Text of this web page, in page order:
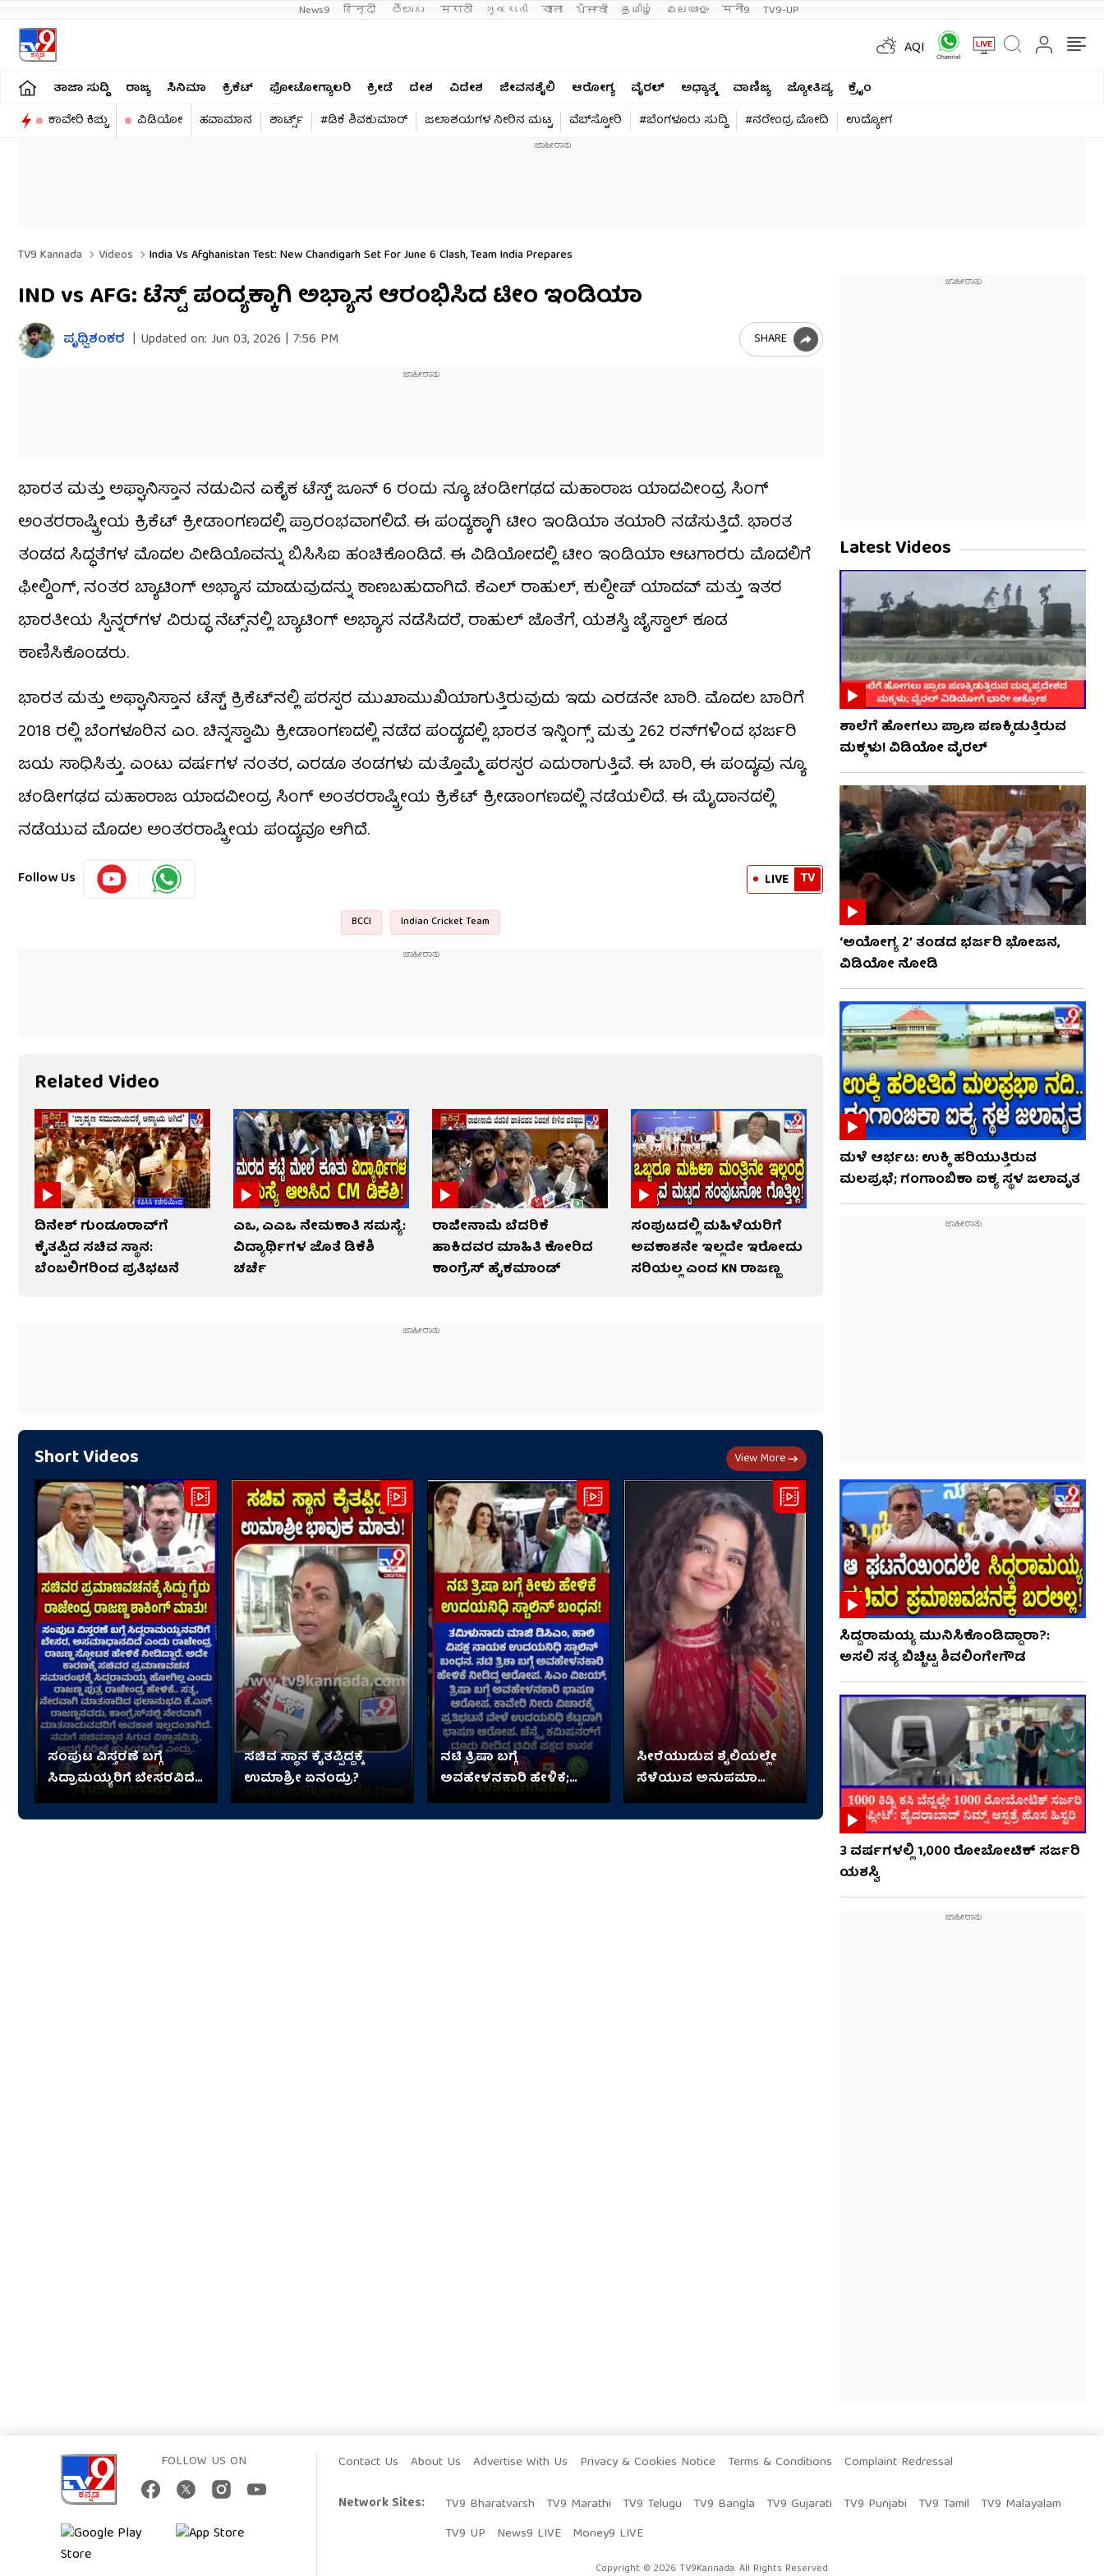
News9 हिन्दी తెలుగు मराठी ગુજરાતી বাংলা ਪੰਜਾਬੀ தமிழ் മലയാളം मनी9 TV9-UP
AQI
ತಾಜಾ ಸುದ್ದಿ ರಾಜ್ಯ ಸಿನಿಮಾ ಕ್ರಿಕೆಟ್​ ಫೋಟೋಗ್ಯಾಲರಿ ಕ್ರೀಡೆ ದೇಶ ವಿದೇಶ ಜೀವನಶೈಲಿ ಆರೋಗ್ಯ ವೈರಲ್​ ಅಧ್ಯಾತ್ಮ ವಾಣಿಜ್ಯ ಜ್ಯೋತಿಷ್ಯ
ಕ್ರೈಂ
ಕಾವೇರಿ ಕಿಚ್ಚು
ವಿಡಿಯೋ ಹವಾಮಾನ ಶಾರ್ಟ್ಸ್​ #ಡಿಕೆ ಶಿವಕುಮಾರ್​ ಜಲಾಶಯಗಳ ನೀರಿನ ಮಟ್ಟ ವೆಬ್​ಸ್ಟೋರಿ #ಬೆಂಗಳೂರು ಸುದ್ದಿ #ನರೇಂದ್ರ ಮೋದಿ ಉದ್ಯೋಗ
TV9 Kannada Videos India Vs Afghanistan Test: New Chandigarh Set For June 6 Clash, Team India Prepares
IND vs AFG: ಟೆಸ್ಟ್ ಪಂದ್ಯಕ್ಕಾಗಿ ಅಭ್ಯಾಸ ಆರಂಭಿಸಿದ ಟೀಂ ಇಂಡಿಯಾ
ಪೃಥ್ವಿಶಂಕರ | Updated on: Jun 03, 2026 | 7:56 PM SHARE
ಭಾರತ ಮತ್ತು ಅಫ್ಘಾನಿಸ್ತಾನ ನಡುವಿನ ಏಕೈಕ ಟೆಸ್ಟ್ ಜೂನ್ 6 ರಂದು ನ್ಯೂ ಚಂಡೀಗಢದ ಮಹಾರಾಜ ಯಾದವೀಂದ್ರ ಸಿಂಗ್
ಅಂತರರಾಷ್ಟ್ರೀಯ ಕ್ರಿಕೆಟ್ ಕ್ರೀಡಾಂಗಣದಲ್ಲಿ ಪ್ರಾರಂಭವಾಗಲಿದೆ. ಈ ಪಂದ್ಯಕ್ಕಾಗಿ ಟೀಂ ಇಂಡಿಯಾ ತಯಾರಿ ನಡೆಸುತ್ತಿದೆ. ಭಾರತ
ತಂಡದ ಸಿದ್ಧತೆಗಳ ಮೊದಲ ವೀಡಿಯೊವನ್ನು ಬಿಸಿಸಿಐ ಹಂಚಿಕೊಂಡಿದೆ. ಈ ವಿಡಿಯೋದಲ್ಲಿ ಟೀಂ ಇಂಡಿಯಾ ಆಟಗಾರರು ಮೊದಲಿಗೆ
ಫೀಲ್ಡಿಂಗ್, ನಂತರ ಬ್ಯಾಟಿಂಗ್ ಅಭ್ಯಾಸ ಮಾಡುವುದನ್ನು ಕಾಣಬಹುದಾಗಿದೆ. ಕೆಎಲ್ ರಾಹುಲ್, ಕುಲ್ದೀಪ್ ಯಾದವ್ ಮತ್ತು ಇತರ
ಭಾರತೀಯ ಸ್ಪಿನ್ನರ್‌ಗಳ ವಿರುದ್ಧ ನೆಟ್ಸ್‌ನಲ್ಲಿ ಬ್ಯಾಟಿಂಗ್ ಅಭ್ಯಾಸ ನಡೆಸಿದರೆ, ರಾಹುಲ್ ಜೊತೆಗೆ, ಯಶಸ್ವಿ ಜೈಸ್ವಾಲ್ ಕೂಡ
ಕಾಣಿಸಿಕೊಂಡರು.
ಭಾರತ ಮತ್ತು ಅಫ್ಘಾನಿಸ್ತಾನ ಟೆಸ್ಟ್ ಕ್ರಿಕೆಟ್‌ನಲ್ಲಿ ಪರಸ್ಪರ ಮುಖಾಮುಖಿಯಾಗುತ್ತಿರುವುದು ಇದು ಎರಡನೇ ಬಾರಿ. ಮೊದಲ ಬಾರಿಗೆ
2018 ರಲ್ಲಿ ಬೆಂಗಳೂರಿನ ಎಂ. ಚಿನ್ನಸ್ವಾಮಿ ಕ್ರೀಡಾಂಗಣದಲ್ಲಿ ನಡೆದ ಪಂದ್ಯದಲ್ಲಿ ಭಾರತ ಇನ್ನಿಂಗ್ಸ್ ಮತ್ತು 262 ರನ್‌ಗಳಿಂದ ಭರ್ಜರಿ
ಜಯ ಸಾಧಿಸಿತ್ತು. ಎಂಟು ವರ್ಷಗಳ ನಂತರ, ಎರಡೂ ತಂಡಗಳು ಮತ್ತೊಮ್ಮೆ ಪರಸ್ಪರ ಎದುರಾಗುತ್ತಿವೆ. ಈ ಬಾರಿ, ಈ ಪಂದ್ಯವು ನ್ಯೂ
ಚಂಡೀಗಢದ ಮಹಾರಾಜ ಯಾದವೀಂದ್ರ ಸಿಂಗ್ ಅಂತರರಾಷ್ಟ್ರೀಯ ಕ್ರಿಕೆಟ್ ಕ್ರೀಡಾಂಗಣದಲ್ಲಿ ನಡೆಯಲಿದೆ. ಈ ಮೈದಾನದಲ್ಲಿ
ನಡೆಯುವ ಮೊದಲ ಅಂತರರಾಷ್ಟ್ರೀಯ ಪಂದ್ಯವೂ ಆಗಿದೆ.
Follow Us LIVE TV
BCCI Indian Cricket Team
Related Video
ದಿನೇಶ್ ಗುಂಡೂರಾವ್​​ಗೆ
ಕೈತಪ್ಪಿದ ಸಚಿವ ಸ್ಥಾನ:
ಬೆಂಬಲಿಗರಿಂದ ಪ್ರತಿಭಟನೆ
ಎಒ, ಎಎಒ ನೇಮಕಾತಿ ಸಮಸ್ಯೆ:
ವಿದ್ಯಾರ್ಥಿಗಳ ಜೊತೆ ಡಿಕೆಶಿ
ಚರ್ಚೆ
ರಾಜೀನಾಮೆ ಬೆದರಿಕೆ
ಹಾಕಿದವರ ಮಾಹಿತಿ ಕೋರಿದ
ಕಾಂಗ್ರೆಸ್ ಹೈಕಮಾಂಡ್
ಸಂಪುಟದಲ್ಲಿ ಮಹಿಳೆಯರಿಗೆ
ಅವಕಾಶನೇ ಇಲ್ಲದೇ ಇರೋದು
ಸರಿಯಲ್ಲ ಎಂದ KN ರಾಜಣ್ಣ
Short Videos View More
ಸಂಪುಟ ವಿಸ್ತರಣೆ ಬಗ್ಗೆ
ಸಿದ್ರಾಮಯ್ಯರಿಗೆ ಬೇಸರವಿದೆ:
ರಾಜೇಂದ್ರ ರಾಜಣ್ಣ ಶಾಕಿಂಗ್
ಮಾತು!
ಸಚಿವ ಸ್ಥಾನ ಕೈತಪ್ಪಿದ್ದಕ್ಕೆ
ಉಮಾಶ್ರೀ ಏನಂದ್ರು?
ನಟಿ ತ್ರಿಷಾ ಬಗ್ಗೆ
ಅವಹೇಳನಕಾರಿ ಹೇಳಿಕೆ;
ಉದಯನಿಧಿ ಸ್ಟಾಲಿನ್
ಬಂಧನ
ಸೀರೆಯುಡುವ ಶೈಲಿಯಲ್ಲೇ
ಸೆಳೆಯುವ ಅನುಪಮಾ
ಸೌಂದರ್ಯ
Latest Videos
ಶಾಲೆಗೆ ಹೋಗಲು ಪ್ರಾಣ ಪಣಕ್ಕಿಡುತ್ತಿರುವ
ಮಕ್ಕಳು! ವಿಡಿಯೋ ವೈರಲ್
‘ಅಯೋಗ್ಯ 2’ ತಂಡದ ಭರ್ಜರಿ ಭೋಜನ,
ವಿಡಿಯೋ ನೋಡಿ
ಮಳೆ ಆರ್ಭಟ: ಉಕ್ಕಿ ಹರಿಯುತ್ತಿರುವ
ಮಲಪ್ರಭೆ; ಗಂಗಾಂಬಿಕಾ ಐಕ್ಯ ಸ್ಥಳ ಜಲಾವೃತ
ಸಿದ್ದರಾಮಯ್ಯ ಮುನಿಸಿಕೊಂಡಿದ್ದಾರಾ?:
ಅಸಲಿ ಸತ್ಯ ಬಿಚ್ಚಿಟ್ಟ ಶಿವಲಿಂಗೇಗೌಡ
3 ವರ್ಷಗಳಲ್ಲಿ 1,000 ರೋಬೋಟಿಕ್ ಸರ್ಜರಿ
ಯಶಸ್ವಿ
FOLLOW US ON Contact Us About Us Advertise With Us Privacy & Cookies Notice Terms & Conditions
Complaint Redressal
Network Sites:
TV9 Bharatvarsh TV9 Marathi TV9 Telugu TV9 Bangla TV9 Gujarati TV9 Punjabi TV9 Tamil
TV9 Malayalam
TV9 UP
News9 LIVE Money9 LIVE
Copyright © 2026 TV9Kannada. All Rights Reserved.